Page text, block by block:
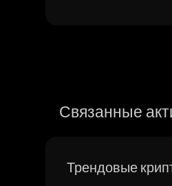
Связанные
Трендовые